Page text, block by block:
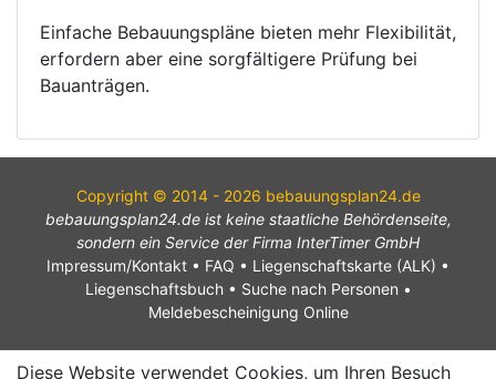
Einfache Bebauungspläne bieten mehr Flexibilität,
erfordern aber eine sorgfältigere Prüfung bei
Bauanträgen.
Copyright © 2014 - 2026 bebauungsplan24.de
bebauungsplan24.de ist keine staatliche Behördenseite,
sondern ein Service der Firma InterTimer GmbH
Impressum/Kontakt • FAQ • Liegenschaftskarte (ALK) •
Liegenschaftsbuch• Suche nach Personen •
Meldebescheinigung Online
Diese Website verwendet Cookies, um Ihren Besuch